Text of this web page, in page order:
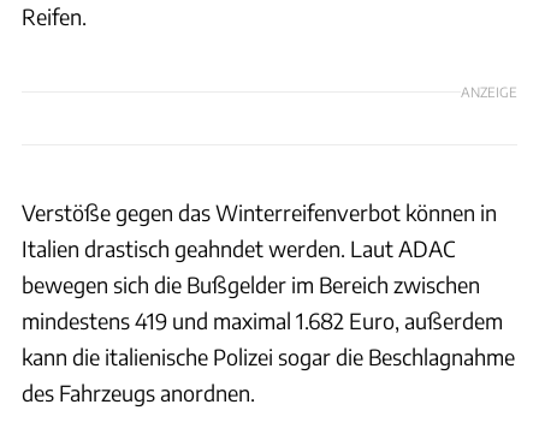
Reifen.
ANZEIGE
Verstöße gegen das Winterreifenverbot können in
Italien drastisch geahndet werden. Laut ADAC
bewegen sich die Bußgelder im Bereich zwischen
mindestens 419 und maximal 1.682 Euro, außerdem
kann die italienische Polizei sogar die Beschlagnahme
des Fahrzeugs anordnen.